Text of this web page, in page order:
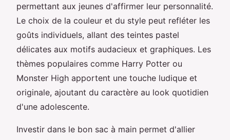
permettant aux jeunes d'affirmer leur personnalité.
Le choix de la couleur et du style peut refléter les
goûts individuels, allant des teintes pastel
délicates aux motifs audacieux et graphiques. Les
thèmes populaires comme Harry Potter ou
Monster High apportent une touche ludique et
originale, ajoutant du caractère au look quotidien
d'une adolescente.
Investir dans le bon sac à main permet d'allier